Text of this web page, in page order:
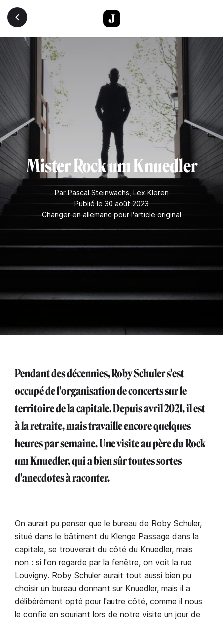
Aller au contenu principal
Mister Rock um Knuedler
Par Pascal Steinwachs Lex Kleren
Publié le 30 août 2023
Changer en allemand pour l'article original
Pendant des décennies, Roby Schuler s'est
occupé de l'organisation de concerts sur le
territoire de la capitale. Depuis avril 2021, il est
à la retraite, mais travaille encore quelques
heures par semaine. Une visite au père du Rock
um Knuedler, qui a bien sûr toutes sortes
d'anecdotes à raconter.
On aurait pu penser que le bureau de Roby Schuler,
situé dans le bâtiment du Klenge Passage dans la
capitale, se trouverait du côté du Knuedler, mais
non : si l'on regarde par la fenêtre, on voit la rue
Louvigny. Roby Schuler aurait tout aussi bien pu
choisir un bureau donnant sur Knuedler, mais il a
délibérément opté pour l'autre côté, comme il nous
le confie en souriant lors de notre visite un jour de